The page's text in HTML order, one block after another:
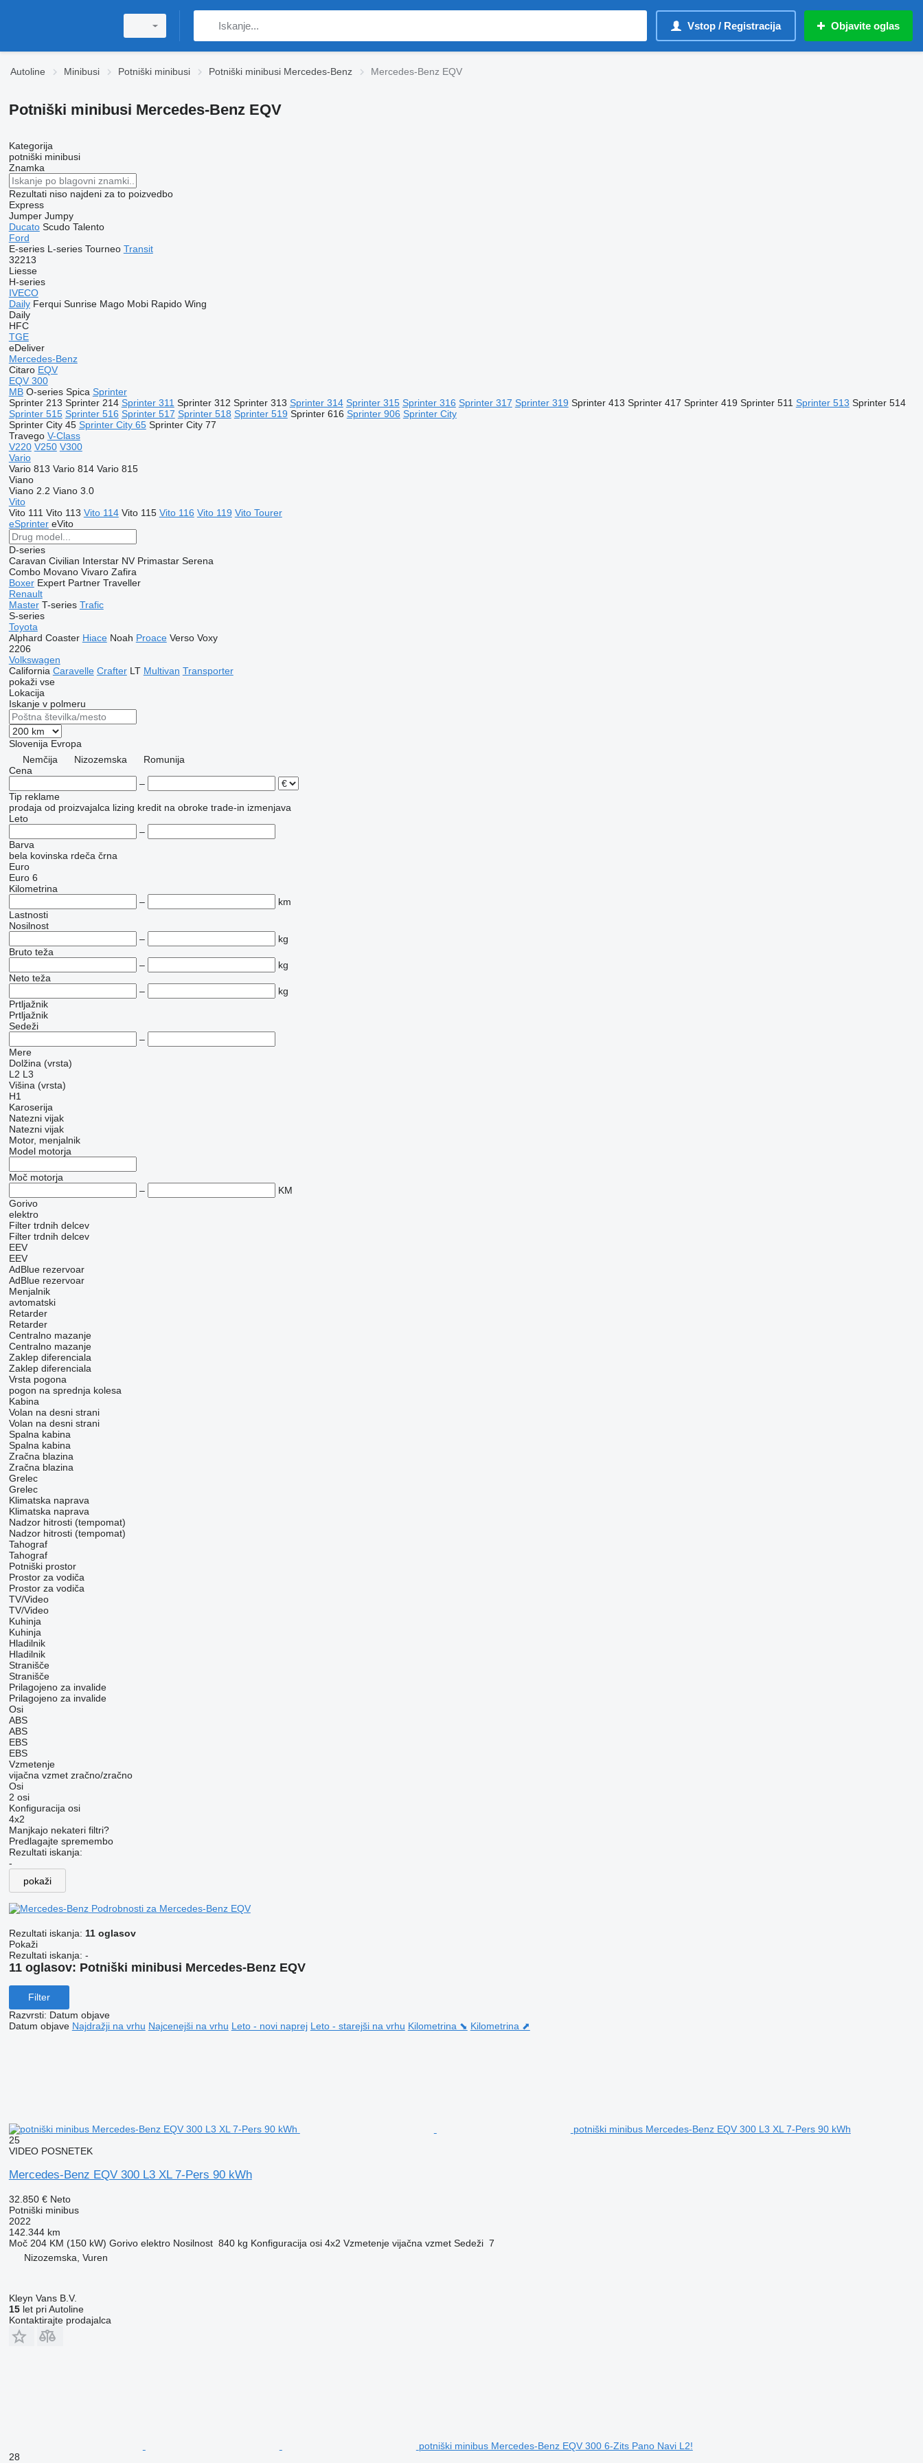
Vstop / Registracija Objavite oglas
Autoline Minibusi Potniški minibusi Potniški minibusi Mercedes-Benz Mercedes-Benz EQV
Potniški minibusi Mercedes-Benz EQV
Kategorija
potniški minibusi
Znamka
Rezultati niso najdeni za to poizvedbo
Express
Jumper Jumpy
Ducato Scudo Talento
Ford
E-series L-series Tourneo Transit
32213
Liesse
H-series
IVECO
Daily Ferqui Sunrise Mago Mobi Rapido Wing
Daily
HFC
TGE
eDeliver
Mercedes-Benz
Citaro EQV
EQV 300
MB O-series Spica Sprinter
Sprinter 213 Sprinter 214 Sprinter 311 Sprinter 312 Sprinter 313 Sprinter 314 Sprinter 315 Sprinter 316 Sprinter 317 Sprinter 319 Sprinter 413 Sprinter 417 Sprinter 419 Sprinter 511 Sprinter 513 Sprinter 514
Sprinter 515 Sprinter 516 Sprinter 517 Sprinter 518 Sprinter 519 Sprinter 616 Sprinter 906 Sprinter City
Sprinter City 45 Sprinter City 65 Sprinter City 77
Travego V-Class
V220 V250 V300
Vario
Vario 813 Vario 814 Vario 815
Viano
Viano 2.2 Viano 3.0
Vito
Vito 111 Vito 113 Vito 114 Vito 115 Vito 116 Vito 119 Vito Tourer
eSprinter eVito
D-series
Caravan Civilian Interstar NV Primastar Serena
Combo Movano Vivaro Zafira
Boxer Expert Partner Traveller
Renault
Master T-series Trafic
S-series
Toyota
Alphard Coaster Hiace Noah Proace Verso Voxy
2206
Volkswagen
California Caravelle Crafter LT Multivan Transporter
pokaži vse
Lokacija
Iskanje v polmeru
Slovenija Evropa
Nemčija
Nizozemska
Romunija
Cena
–
Tip reklame
prodaja od proizvajalca lizing kredit na obroke trade-in izmenjava
Leto
–
Barva
bela kovinska rdeča črna
Euro
Euro 6
Kilometrina
–
km
Lastnosti
Nosilnost
–
kg
Bruto teža
–
kg
Neto teža
–
kg
Prtljažnik
Prtljažnik
Sedeži
–
Mere
Dolžina (vrsta)
L2 L3
Višina (vrsta)
H1
Karoserija
Natezni vijak
Natezni vijak
Motor, menjalnik
Model motorja
Moč motorja
–
KM
Gorivo
elektro
Filter trdnih delcev
Filter trdnih delcev
EEV
EEV
AdBlue rezervoar
AdBlue rezervoar
Menjalnik
avtomatski
Retarder
Retarder
Centralno mazanje
Centralno mazanje
Zaklep diferenciala
Zaklep diferenciala
Vrsta pogona
pogon na sprednja kolesa
Kabina
Volan na desni strani
Volan na desni strani
Spalna kabina
Spalna kabina
Zračna blazina
Zračna blazina
Grelec
Grelec
Klimatska naprava
Klimatska naprava
Nadzor hitrosti (tempomat)
Nadzor hitrosti (tempomat)
Tahograf
Tahograf
Potniški prostor
Prostor za vodiča
Prostor za vodiča
TV/Video
TV/Video
Kuhinja
Kuhinja
Hladilnik
Hladilnik
Stranišče
Stranišče
Prilagojeno za invalide
Prilagojeno za invalide
Osi
ABS
ABS
EBS
EBS
Vzmetenje
vijačna vzmet zračno/zračno
Osi
2 osi
Konfiguracija osi
4x2
Manjkajo nekateri filtri?
Predlagajte spremembo
Rezultati iskanja:
-
pokaži
Podrobnosti za Mercedes-Benz EQV
Rezultati iskanja: 11 oglasov
Pokaži
Rezultati iskanja: -
11 oglasov: Potniški minibusi Mercedes-Benz EQV
Filter
Razvrsti: Datum objave
Datum objave Najdražji na vrhu Najcenejši na vrhu Leto - novi naprej Leto - starejši na vrhu Kilometrina ⬊ Kilometrina ⬈
potniški minibus Mercedes-Benz EQV 300 L3 XL 7-Pers 90 kWh
25
VIDEO POSNETEK
Mercedes-Benz EQV 300 L3 XL 7-Pers 90 kWh
32.850 € Neto
Potniški minibus
2022
142.344 km
Moč 204 KM (150 kW) Gorivo elektro Nosilnost 840 kg Konfiguracija osi 4x2 Vzmetenje vijačna vzmet Sedeži 7
Nizozemska, Vuren
Kleyn Vans B.V.
15let pri Autoline
Kontaktirajte prodajalca
potniški minibus Mercedes-Benz EQV 300 6-Zits Pano Navi L2!
28